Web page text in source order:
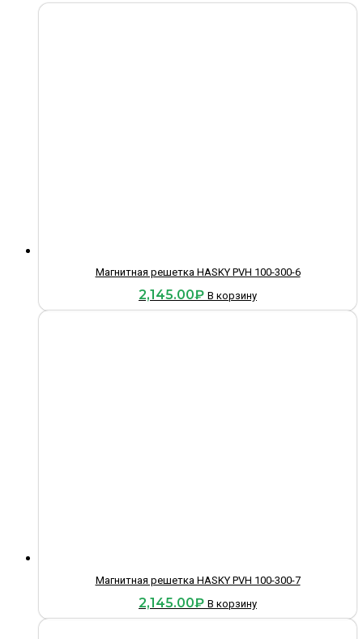
Магнитная решетка HASKY PVH 100-300-6
2,145.00₽ В корзину
Магнитная решетка HASKY PVH 100-300-7
2,145.00₽ В корзину